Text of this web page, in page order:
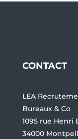
CONTACT
LEA
Bureaux & Co
1095 rue Henri
34000